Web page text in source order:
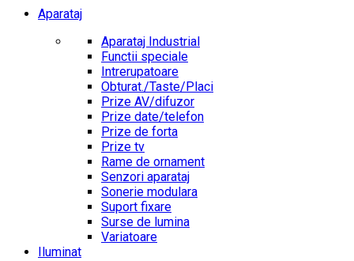
Aparataj
Aparataj Industrial
Functii speciale
Intrerupatoare
Obturat./Taste/Placi
Prize AV/difuzor
Prize date/telefon
Prize de forta
Prize tv
Rame de ornament
Senzori aparataj
Sonerie modulara
Suport fixare
Surse de lumina
Variatoare
Iluminat